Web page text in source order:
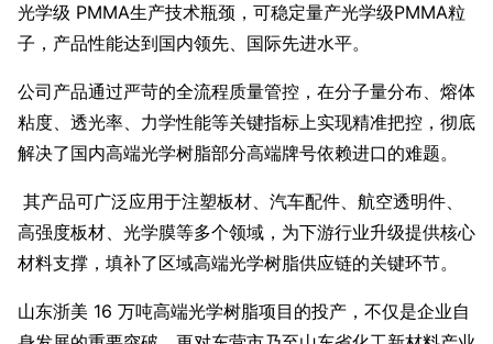
光学级 PMMA生产技术瓶颈，可稳定量产光学级PMMA粒
子，产品性能达到国内领先、国际先进水平。
公司产品通过严苛的全流程质量管控，在分子量分布、熔体
粘度、透光率、力学性能等关键指标上实现精准把控，彻底
解决了国内高端光学树脂部分高端牌号依赖进口的难题。
其产品可广泛应用于注塑板材、汽车配件、航空透明件、
高强度板材、光学膜等多个领域，为下游行业升级提供核心
材料支撑，填补了区域高端光学树脂供应链的关键环节。
山东浙美 16 万吨高端光学树脂项目的投产，不仅是企业自